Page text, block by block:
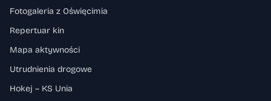
Fotogaleria z Oświęcimia
Repertuar kin
Mapa aktywności
Utrudnienia drogowe
Hokej – KS Unia